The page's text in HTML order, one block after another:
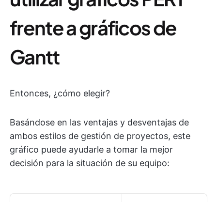
frente a gráficos de
Gantt
Entonces, ¿cómo elegir?
Basándose en las ventajas y desventajas de
ambos estilos de gestión de proyectos, este
gráfico puede ayudarle a tomar la mejor
decisión para la situación de su equipo: